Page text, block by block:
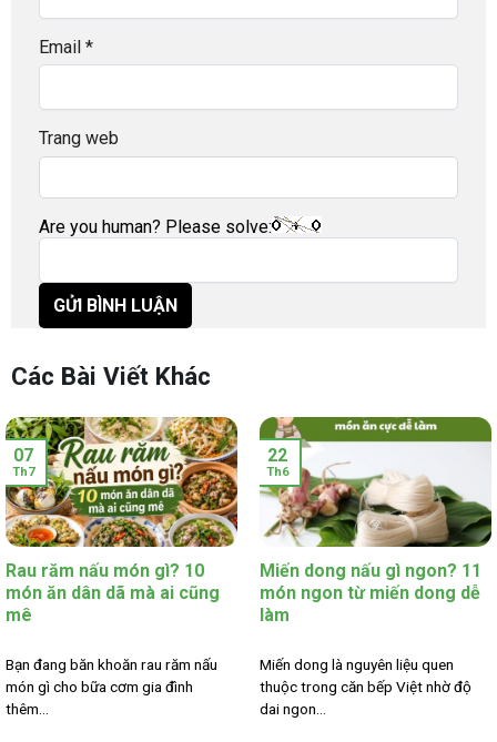
Email *
Trang web
Are you human? Please solve:
Các Bài Viết Khác
Rau răm nấu món gì? 10
món ăn dân dã mà ai cũng
mê
Bạn đang băn khoăn rau răm nấu
món gì cho bữa cơm gia đình
thêm...
07
Th7
Miến dong nấu gì ngon? 11
món ngon từ miến dong dễ
làm
Miến dong là nguyên liệu quen
thuộc trong căn bếp Việt nhờ độ
dai ngon...
22
Th6